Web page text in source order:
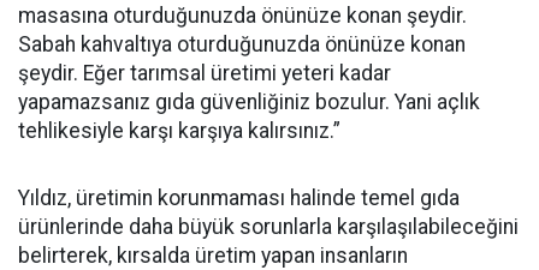
masasına oturduğunuzda önünüze konan şeydir.
Sabah kahvaltıya oturduğunuzda önünüze konan
şeydir. Eğer tarımsal üretimi yeteri kadar
yapamazsanız gıda güvenliğiniz bozulur. Yani açlık
tehlikesiyle karşı karşıya kalırsınız.”
Yıldız, üretimin korunmaması halinde temel gıda
ürünlerinde daha büyük sorunlarla karşılaşılabileceğini
belirterek, kırsalda üretim yapan insanların